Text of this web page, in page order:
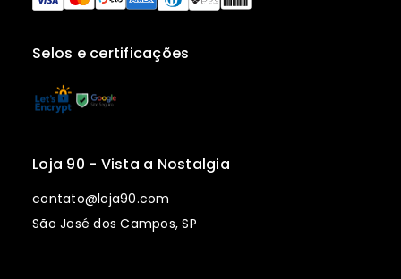
Selos e certificações
Loja 90 - Vista a Nostalgia
contato@loja90.com
São José dos Campos, SP